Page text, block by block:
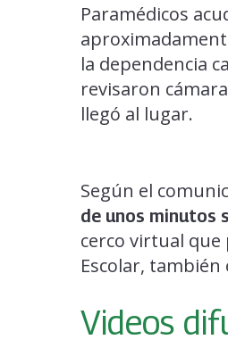
Paramédicos
la dependencia
revisaron
llegó al lugar.
Según el
de unos minutos
cerco virtual que
Escolar, también
Videos